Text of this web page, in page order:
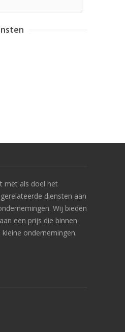
met als doel het
diensten aan
Wij bieden
een prijs die binnen
ondernemingen.